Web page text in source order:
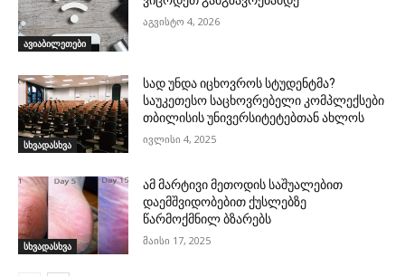
ავიაბილეთები
აგვისტო 4, 2026
სხვადასხვა
სად უნდა იცხოვროს სტუდენტმა?
საუკეთესო საცხოვრებელი კომპლექსები
თბილისის უნივერსიტეტებთან ახლოს
ივლისი 4, 2025
სხვადასხვა
ამ მარტივი მეთოდის საშუალებით
დაემშვიდობებით ქუსლებზე
წარმოქმნილ ბზარებს
მაისი 17, 2025